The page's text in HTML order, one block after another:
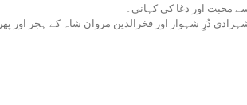
محبت اور دغا کی کہانی۔
دُرِ شہوار اور فخرالدین مروان شاہ کے ہجر اور